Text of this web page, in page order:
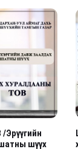
шүүх